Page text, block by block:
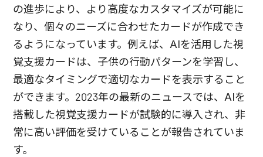
の進歩により、より高度なカスタマイズが可能に
なり、個々のニーズに合わせたカードが作成でき
るようになっています。例えば、AIを活用した視
覚支援カードは、子供の行動パターンを学習し、
最適なタイミングで適切なカードを表示すること
ができます。2023年の最新のニュースでは、AIを
搭載した視覚支援カードが試験的に導入され、非
常に高い評価を受けていることが報告されていま
す。